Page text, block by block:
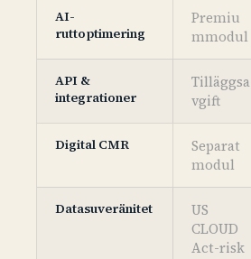
AI-
ruttoptimering
Premiu
mmodul
API &
integrationer
Tilläggsa
vgift
Digital CMR
Separat
modul
Datasuveränitet
US
CLOUD
Act-risk